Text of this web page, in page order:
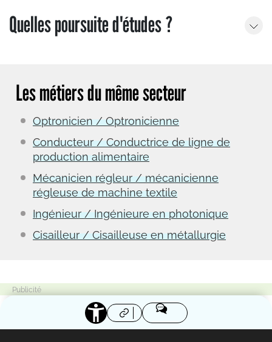
Quelles poursuite d'études ?
Les métiers du même secteur
Optronicien / Optronicienne
Conducteur / Conductrice de ligne de
production alimentaire
Mécanicien régleur / mécanicienne
régleuse de machine textile
Ingénieur / Ingénieure en photonique
Cisailleur / Cisailleuse en métallurgie